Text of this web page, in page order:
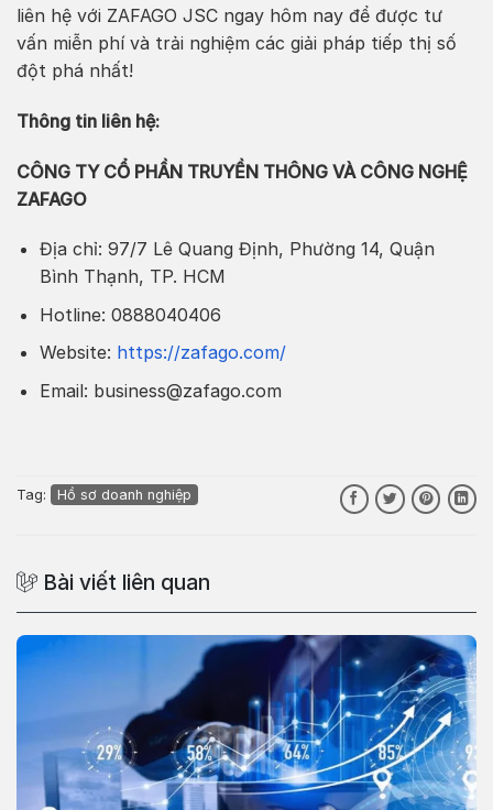
liên hệ với ZAFAGO JSC ngay hôm nay để được tư
vấn miễn phí và trải nghiệm các giải pháp tiếp thị số
đột phá nhất!
Thông tin liên hệ:
CÔNG TY CỔ PHẦN TRUYỀN THÔNG VÀ CÔNG NGHỆ
ZAFAGO
Địa chỉ: 97/7 Lê Quang Định, Phường 14, Quận
Bình Thạnh, TP. HCM
Hotline: 0888040406
Website: https://zafago.com/
Email: business@zafago.com
Tag: Hồ sơ doanh nghiệp
Bài viết liên quan